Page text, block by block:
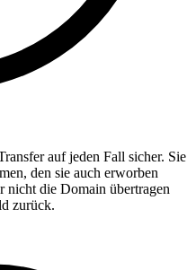
auf jeden Fall sicher. Sie
den sie auch erworben
nicht die Domain übertragen
zurück.